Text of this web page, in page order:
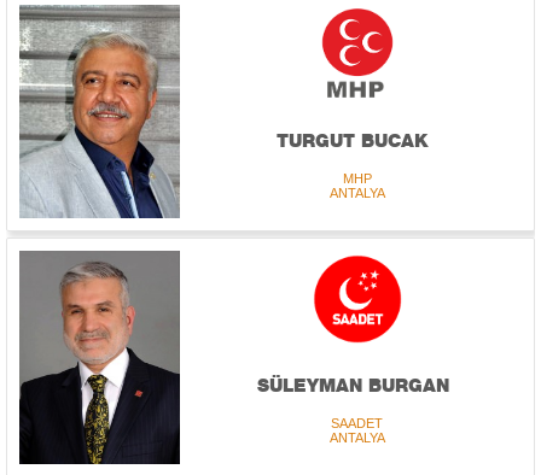
TURGUT BUCAK
MHP
ANTALYA
SÜLEYMAN BURGAN
SAADET
ANTALYA